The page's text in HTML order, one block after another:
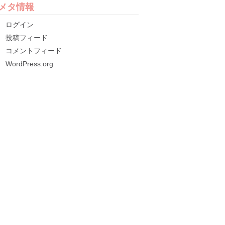
タ情報
ログイン
投稿フィード
コメントフィード
WordPress.org